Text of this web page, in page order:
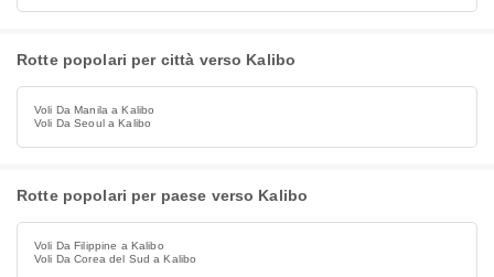
Rotte popolari per città verso Kalibo
Voli Da Manila a Kalibo
Voli Da Seoul a Kalibo
Rotte popolari per paese verso Kalibo
Voli Da Filippine a Kalibo
Voli Da Corea del Sud a Kalibo